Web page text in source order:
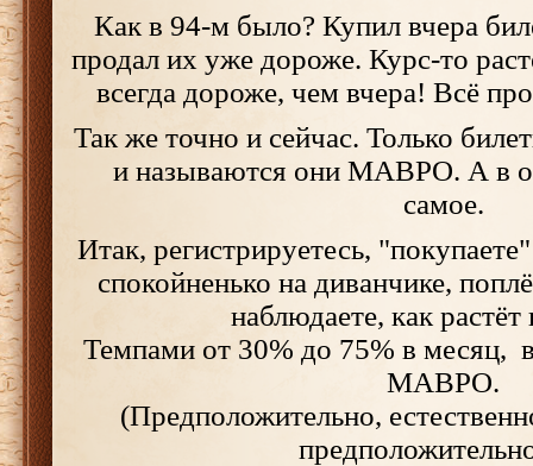
Как в 94-м было? Купил вчера
продал их уже дороже. Курс-то
всегда дороже, чем вчера! Всё
Так же точно и сейчас. Только
и называются они МАВРО. А в
самое.
Итак, регистрируетесь,
спокойненько на диванчике,
наблюдаете, как
Темпами от 30% до 75% в месяц,
МАВРО.
(Предположительно,